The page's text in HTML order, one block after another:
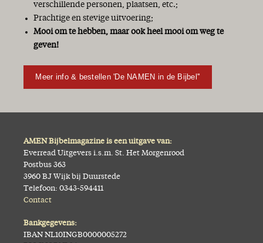
verschillende personen, plaatsen, etc.;
Prachtige en stevige uitvoering;
Mooi om te hebben, maar ook heel mooi om weg te
geven!
Meer info & bestellen 'De NAMEN in de Bijbel''
AMEN Bijbelmagazine is een uitgave van:
Everread Uitgevers i.s.m. St. Het Morgenrood
Postbus 363
3960 BJ Wijk bij Duurstede
Telefoon: 0343-594411
Contact
Bankgegevens:
IBAN NL10INGB0000005272